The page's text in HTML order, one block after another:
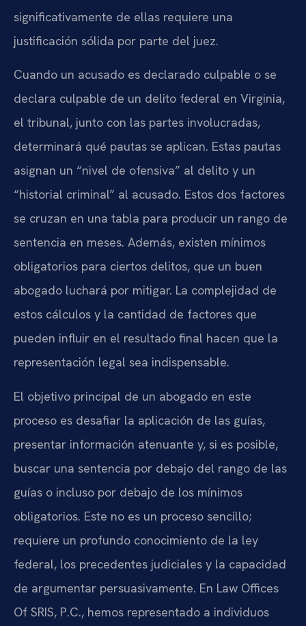
significativamente de ellas requiere una
justificación sólida por parte del juez.
Cuando un acusado es declarado culpable o se
declara culpable de un delito federal en Virginia,
el tribunal, junto con las partes involucradas,
determinará qué pautas se aplican. Estas pautas
asignan un “nivel de ofensiva” al delito y un
“historial criminal” al acusado. Estos dos factores
se cruzan en una tabla para producir un rango de
sentencia en meses. Además, existen mínimos
obligatorios para ciertos delitos, que un buen
abogado luchará por mitigar. La complejidad de
estos cálculos y la cantidad de factores que
pueden influir en el resultado final hacen que la
representación legal sea indispensable.
El objetivo principal de un abogado en este
proceso es desafiar la aplicación de las guías,
presentar información atenuante y, si es posible,
buscar una sentencia por debajo del rango de las
guías o incluso por debajo de los mínimos
obligatorios. Este no es un proceso sencillo;
requiere un profundo conocimiento de la ley
federal, los precedentes judiciales y la capacidad
de argumentar persuasivamente. En Law Offices
Of SRIS, P.C., hemos representado a individuos